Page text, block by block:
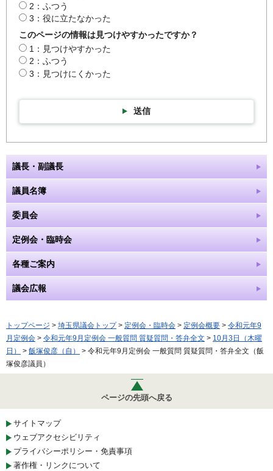
2：ふつう
3：役に立たなかった
このページの情報は見つけやすかったですか？
1：見つけやすかった
2：ふつう
3：見つけにくかった
送信
議長・副議長
議員名簿
委員会
定例会・臨時会
各種ご案内
議会広報
トップページ > 埼玉県議会トップ> 定例会・臨時会 > 定例会概要 > 令和元年9
月定例会 > 令和元年9月定例会 一般質問 質疑質問・答弁全文 > 10月3日（木曜
日）
> 飯塚俊彦（自）
> 令和元年9月定例会 一般質問 質疑質問・答弁全文（飯
塚俊彦議員）
ページの先頭へ戻る
サイトマップ
ウェブアクセシビリティ
プライバシーポリシー・免責事項
著作権・リンクについて